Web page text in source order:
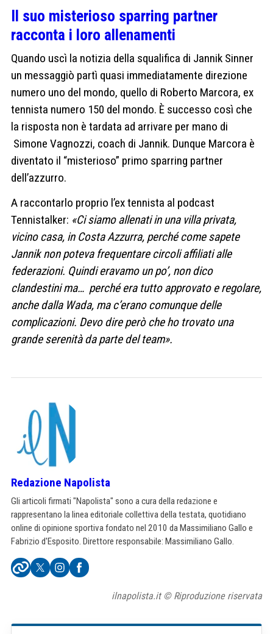
Il suo misterioso sparring partner
racconta i loro allenamenti
Quando uscì la notizia della squalifica di Jannik Sinner
un messaggiò partì quasi immediatamente direzione
numero uno del mondo, quello di Roberto Marcora, ex
tennista numero 150 del mondo. È successo così che
la risposta non è tardata ad arrivare per mano di
Simone Vagnozzi, coach di Jannik. Dunque Marcora è
diventato il “misterioso” primo sparring partner
dell’azzurro.
A raccontarlo proprio l’ex tennista al podcast
Tennistalker: «Ci siamo allenati in una villa privata,
vicino casa, in Costa Azzurra, perché come sapete
Jannik non poteva frequentare circoli affiliati alle
federazioni. Quindi eravamo un po’, non dico
clandestini ma… perché era tutto approvato e regolare,
anche dalla Wada, ma c’erano comunque delle
complicazioni. Devo dire però che ho trovato una
grande serenità da parte del team».
Redazione Napolista
Gli articoli firmati "Napolista" sono a cura della redazione e
rappresentano la linea editoriale collettiva della testata, quotidiano
online di opinione sportiva fondato nel 2010 da Massimiliano Gallo e
Fabrizio d'Esposito. Direttore responsabile: Massimiliano Gallo.
ilnapolista.it © Riproduzione riservata